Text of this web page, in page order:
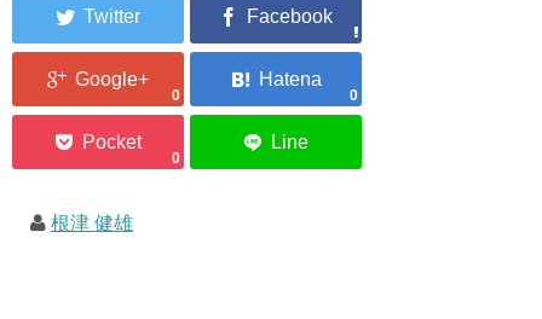
0 0
0
根津 健雄